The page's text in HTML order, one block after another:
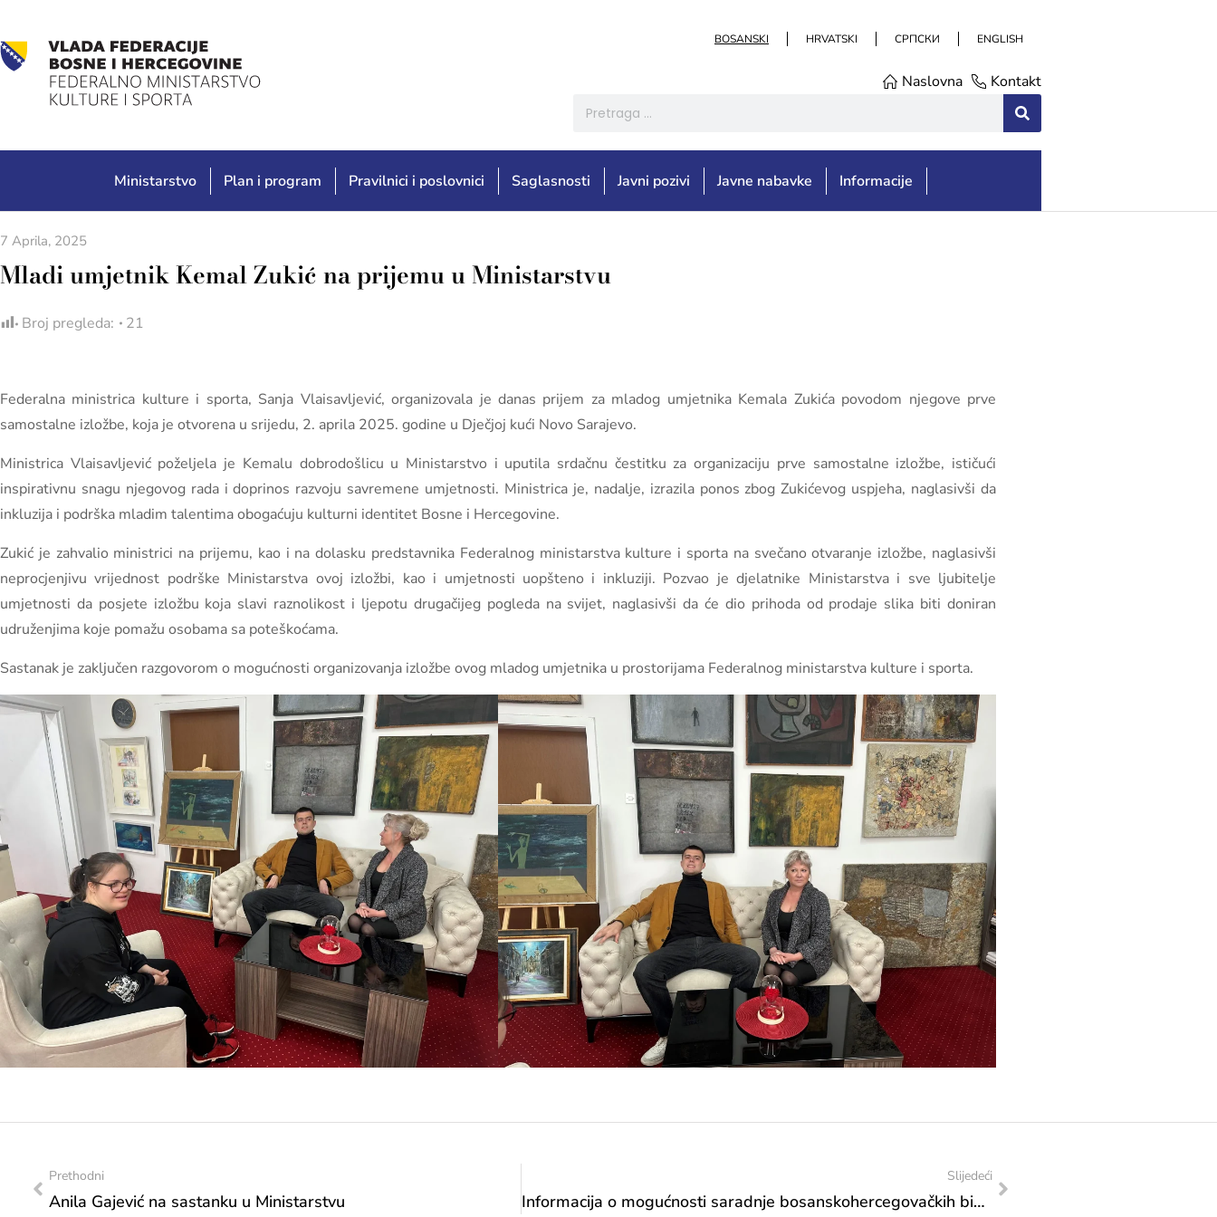
BOSANSKI HRVATSKI СРПСКИ ENGLISH
Naslovna Kontakt
Ministarstvo Plan i program Pravilnici i poslovnici Saglasnosti Javni pozivi Javne nabavke Informacije
7 Aprila, 2025
Mladi umjetnik Kemal Zukić na prijemu u Ministarstvu
Broj pregleda: 21
Federalna ministrica kulture i sporta, Sanja Vlaisavljević, organizovala je danas prijem za mladog umjetnika Kemala Zukića povodom njegove prve
samostalne izložbe, koja je otvorena u srijedu, 2. aprila 2025. godine u Dječjoj kući Novo Sarajevo.
Ministrica Vlaisavljević poželjela je Kemalu dobrodošlicu u Ministarstvo i uputila srdačnu čestitku za organizaciju prve samostalne izložbe, ističući
inspirativnu snagu njegovog rada i doprinos razvoju savremene umjetnosti. Ministrica je, nadalje, izrazila ponos zbog Zukićevog uspjeha, naglasivši da
inkluzija i podrška mladim talentima obogaćuju kulturni identitet Bosne i Hercegovine.
Zukić je zahvalio ministrici na prijemu, kao i na dolasku predstavnika Federalnog ministarstva kulture i sporta na svečano otvaranje izložbe, naglasivši
neprocjenjivu vrijednost podrške Ministarstva ovoj izložbi, kao i umjetnosti uopšteno i inkluziji. Pozvao je djelatnike Ministarstva i sve ljubitelje
umjetnosti da posjete izložbu koja slavi raznolikost i ljepotu drugačijeg pogleda na svijet, naglasivši da će dio prihoda od prodaje slika biti doniran
udruženjima koje pomažu osobama sa poteškoćama.
Sastanak je zaključen razgovorom o mogućnosti organizovanja izložbe ovog mladog umjetnika u prostorijama Federalnog ministarstva kulture i sporta.
Prethodni
Anila Gajević na sastanku u Ministarstvu
Slijedeći
Informacija o mogućnosti saradnje bosanskohercegovačkih biblioteka s Hrvatskom knjižnicom za slijepe